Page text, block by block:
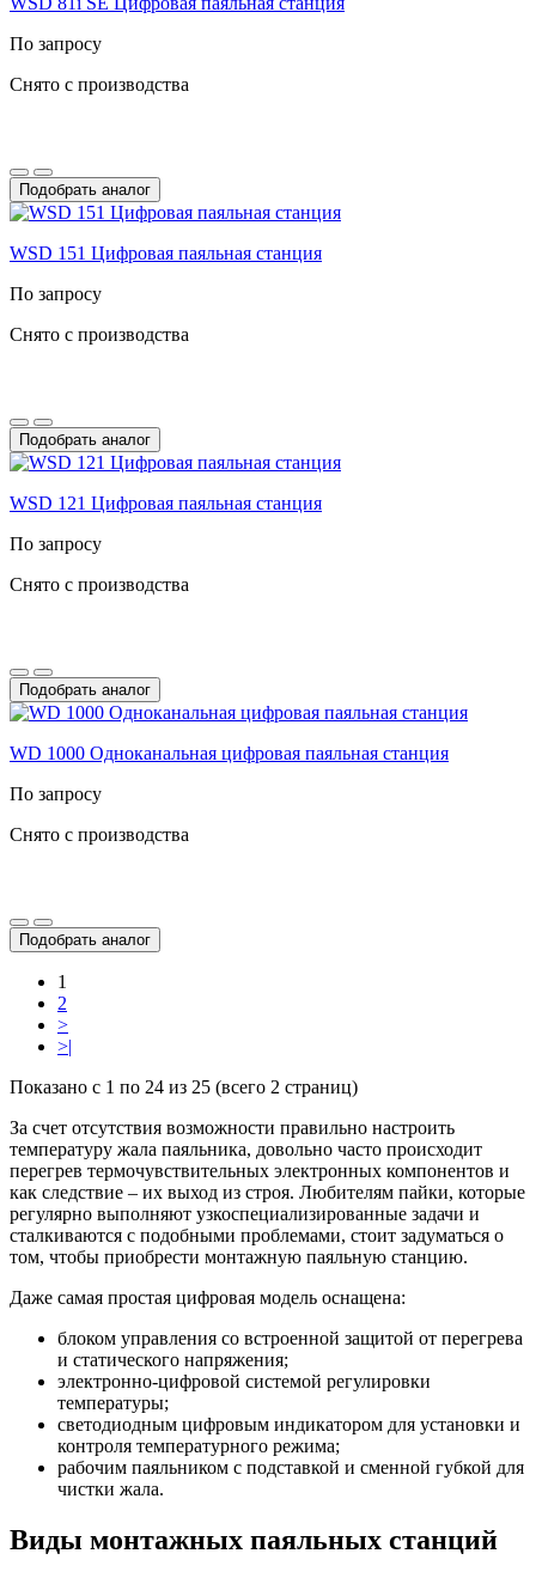
По запросу
Снято с производства
Подобрать аналог
WSD 151 Цифровая паяльная станция
По запросу
Снято с производства
Подобрать аналог
WSD 121 Цифровая паяльная станция
По запросу
Снято с производства
Подобрать аналог
WD 1000 Одноканальная цифровая паяльная станция
По запросу
Снято с производства
Подобрать аналог
1
2
>
>|
Показано с 1 по 24 из 25 (всего 2 страниц)
За счет отсутствия возможности правильно настроить
температуру жала паяльника, довольно часто происходит
перегрев термочувствительных электронных компонентов и
как следствие – их выход из строя. Любителям пайки, которые
регулярно выполняют узкоспециализированные задачи и
сталкиваются с подобными проблемами, стоит задуматься о
том, чтобы приобрести монтажную паяльную станцию.
Даже самая простая цифровая модель оснащена:
блоком управления со встроенной защитой от перегрева
и статического напряжения;
электронно-цифровой системой регулировки
температуры;
светодиодным цифровым индикатором для установки и
контроля температурного режима;
рабочим паяльником с подставкой и сменной губкой для
чистки жала.
Виды монтажных паяльных станций